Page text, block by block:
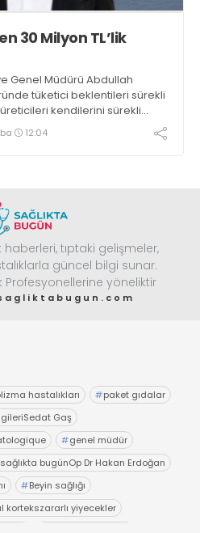
30 Milyon TL’lik
Genel Müdürü Abdullah
tüketici beklentileri sürekli
kendilerini sürekli
Hedeflerimiz doğrultusunda
artırmak amacıyla
12:04
haberleri, tıptaki gelişmeler,
güncel bilgi sunar.
Profesyonellerine yöneliktir
hastalıkları #paket gıdalar
Gaş
#genel müdür
sağlıkta bugünOp Dr Hakan Erdoğan
#Beyin sağlığı
kortekszararlı yiyecekler